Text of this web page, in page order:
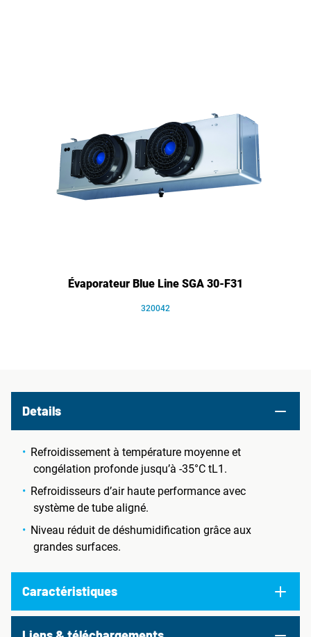
Évaporateur Blue Line SGA 30-F31
320042
Details
Refroidissement à température moyenne et
congélation profonde jusqu’à -35°C tL1.
Refroidisseurs d’air haute performance avec
système de tube aligné.
Niveau réduit de déshumidification grâce aux
grandes surfaces.
Caractéristiques